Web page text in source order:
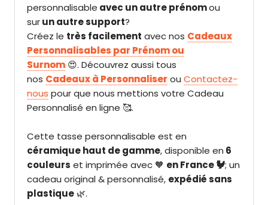
personnalisable avec un autre prénomou
surun autre support?
Créez le très facilement avec nos Cadeaux
Personnalisables par Prénom ou
Surnom 😍. Découvrez aussi tous
nos Cadeaux à Personnaliser ou Contactez-
nous pour que nous mettions votre Cadeau
Personnalisé en ligne 🥰.
Cette tasse personnalisable est en
céramique haut de gamme, disponible en 6
couleurs et imprimée avec 🧡 en France 🐓; un
cadeau original & personnalisé, expédié sans
plastique 🌿.